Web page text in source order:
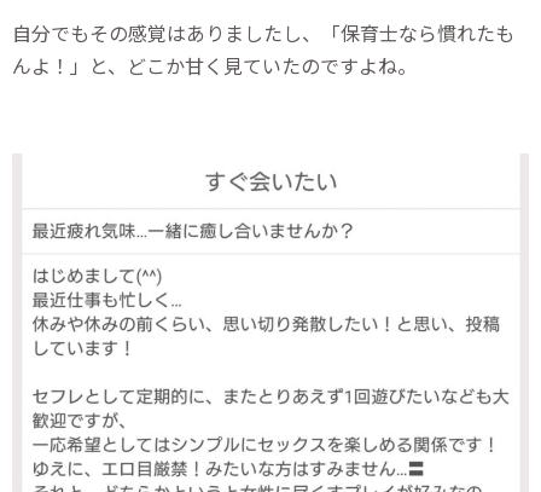
自分でもその感覚はありましたし、「保育士なら慣れたも
んよ！」と、どこか甘く見ていたのですよね。